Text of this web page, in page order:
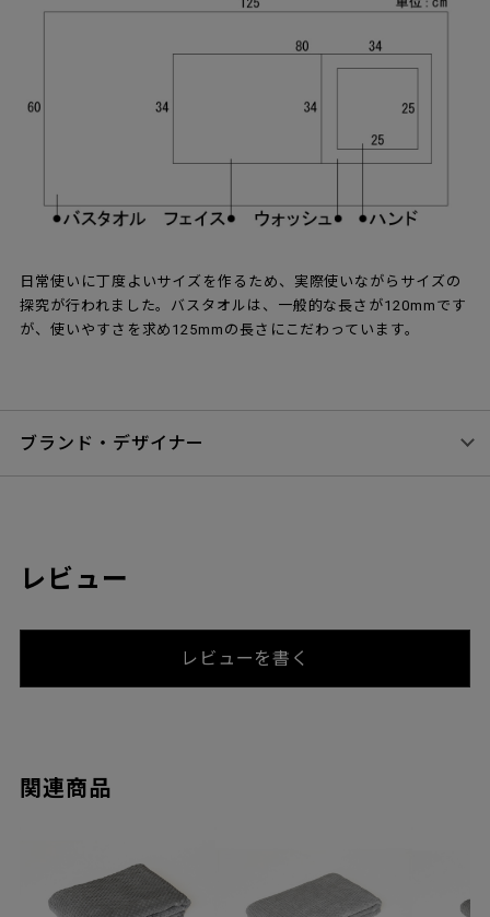
日常使いに丁度よいサイズを作るため、実際使いながらサイズの
探究が行われました。バスタオルは、一般的な長さが120mmです
が、使いやすさを求め125mmの長さにこだわっています。
ブランド・デザイナー
レビュー
レビューを書く
関連商品